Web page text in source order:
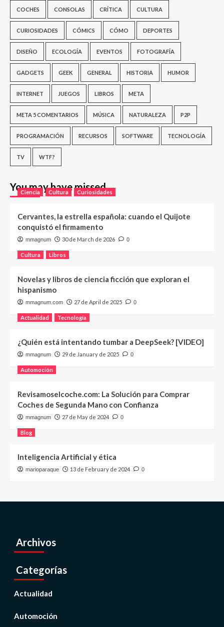
COCHES CONSOLAS CRÍTICA CULTURA
CURIOSIDADES CÓMICS CÓMO DEPORTES
DISEÑO ECOLOGÍA EVENTOS FOTOGRAFÍA
GADGETS GEEK GENERAL HISTORIA HUMOR
INTERNET JUEGOS LIBROS META
META 5 COMENTARIOS MÚSICA NATURALEZA P2P
PROGRAMACIÓN RECURSOS SOFTWARE TECNOLOGÍA
TV WTF?
You may have missed
Ciencia Cultura Curiosidades
Cervantes, la estrella española: cuando el Quijote
conquistó el firmamento
mmagnum 30 de March de 2026 0
Cultura Libros
Novelas y libros de ciencia ficción que exploran el
hispanismo
mmagnum.com 27 de April de 2025 0
Actualidad Tecnología
¿Quién está intentando tumbar a DeepSeek? [VIDEO]
mmagnum 29 de January de 2025 0
Automoción
Revisamoselcoche.com: La Solución para Comprar
Coches de Segunda Mano con Confianza
mmagnum 27 de May de 2024 0
Blog
Inteligencia Artificial y ética
marioparaque 13 de February de 2024 0
Archivos
Categorías
Actualidad
Automoción